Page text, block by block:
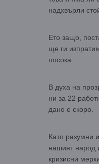
надхвърли
Ето защо,
ще ги
посока.
В духа на
ни за 22
дано е скоро.
Като разумни
нашият народ
кризисни